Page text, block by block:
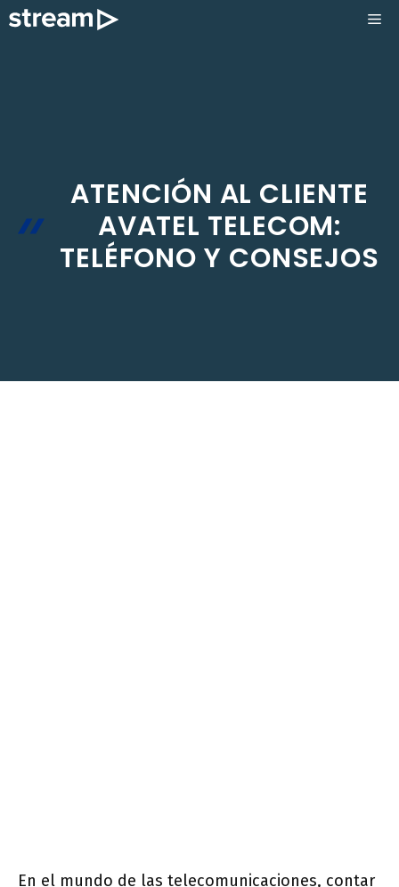
Saltar
ATENCIÓN AL CLIENTE
AVATEL TELECOM:
TELÉFONO Y CONSEJOS
En el mundo de las telecomunicaciones, contar